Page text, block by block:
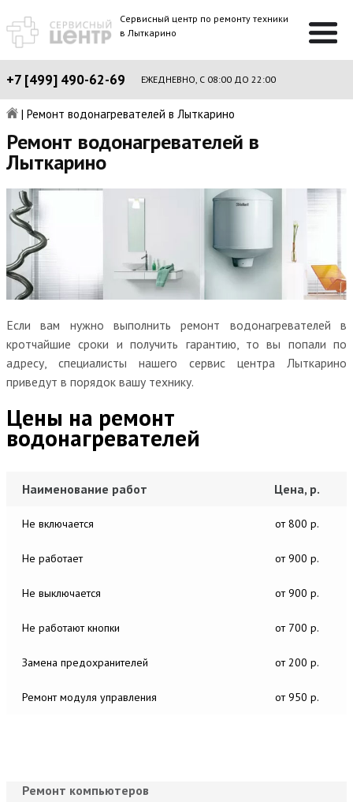
Сервисный центр по ремонту техники
в Лыткарино
+7 [499] 490-62-69 ЕЖЕДНЕВНО, С 08:00 ДО 22:00
| Ремонт водонагревателей в Лыткарино
Ремонт водонагревателей в
Лыткарино
Если вам нужно выполнить ремонт водонагревателей в
кротчайшие сроки и получить гарантию, то вы попали по
адресу, специалисты нашего сервис центра Лыткарино
приведут в порядок вашу технику.
Цены на ремонт
водонагревателей
Наименование работ Цена, р.
Не включается от 800 р.
Не работает от 900 р.
Не выключается от 900 р.
Не работают кнопки от 700 р.
Замена предохранителей от 200 р.
Ремонт модуля управления от 950 р.
Ремонт компьютеров